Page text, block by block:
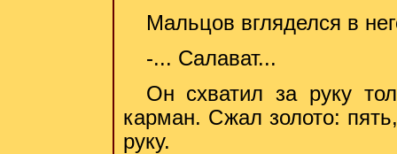
Мальцов вгляделся в
-... Салават...
Он схватил за руку
карман. Сжал золото:
руку.